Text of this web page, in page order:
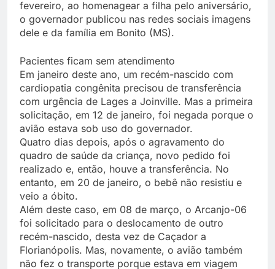
fevereiro, ao homenagear a filha pelo aniversário,
o governador publicou nas redes sociais imagens
dele e da família em Bonito (MS).
Pacientes ficam sem atendimento
Em janeiro deste ano, um recém-nascido com
cardiopatia congênita precisou de transferência
com urgência de Lages a Joinville. Mas a primeira
solicitação, em 12 de janeiro, foi negada porque o
avião estava sob uso do governador.
Quatro dias depois, após o agravamento do
quadro de saúde da criança, novo pedido foi
realizado e, então, houve a transferência. No
entanto, em 20 de janeiro, o bebê não resistiu e
veio a óbito.
Além deste caso, em 08 de março, o Arcanjo-06
foi solicitado para o deslocamento de outro
recém-nascido, desta vez de Caçador a
Florianópolis. Mas, novamente, o avião também
não fez o transporte porque estava em viagem